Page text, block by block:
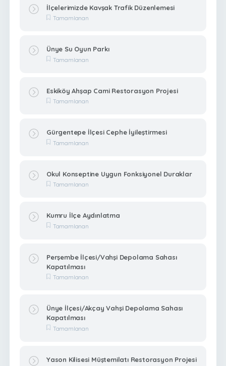
İlçelerimizde Kavşak Trafik Düzenlemesi
Tamamlanan
Ünye Su Oyun Parkı
Tamamlanan
Eskiköy Ahşap Cami Restorasyon Projesi
Tamamlanan
Gürgentepe İlçesi Cephe İyileştirmesi
Tamamlanan
Okul Konseptine Uygun Fonksiyonel Duraklar
Tamamlanan
Kumru İlçe Aydınlatma
Tamamlanan
Perşembe İlçesi/Vahşi Depolama Sahası
Kapatılması
Tamamlanan
Ünye İlçesi/Akçay Vahşi Depolama Sahası
Kapatılması
Tamamlanan
Yason Kilisesi Müştemilatı Restorasyon Projesi